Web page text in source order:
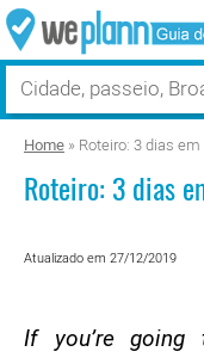
Home » Roteiro: 3 dias
Roteiro: 3 dias
Atualizado em 27/12/2019
If you’re going